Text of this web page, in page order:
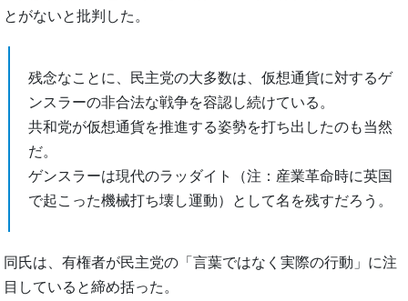
とがないと批判した。
残念なことに、民主党の大多数は、仮想通貨に対するゲ
ンスラーの非合法な戦争を容認し続けている。
共和党が仮想通貨を推進する姿勢を打ち出したのも当然
だ。
ゲンスラーは現代のラッダイト（注：産業革命時に英国
で起こった機械打ち壊し運動）として名を残すだろう。
同氏は、有権者が民主党の「言葉ではなく実際の行動」に注
目していると締め括った。